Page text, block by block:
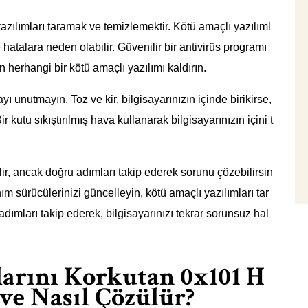
taramak ve temizlemektir. Kötü amaçlı yazılıml
hatalara neden olabilir. Güvenilir bir antivirüs programı
bir kötü amaçlı yazılımı kaldırın.
unutmayın. Toz ve kir, bilgisayarınızın içinde birikirse,
sıkıştırılmış hava kullanarak bilgisayarınızın içini t
ancak doğru adımları takip ederek sorunu çözebilirsin
sürücülerinizi güncelleyin, kötü amaçlı yazılımları tar
takip ederek, bilgisayarınızı tekrar sorunsuz hal
Korkutan 0x101 H
Nasıl Çözülür?